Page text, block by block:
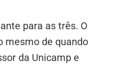
para as três. O
mesmo de quando
da Unicamp e